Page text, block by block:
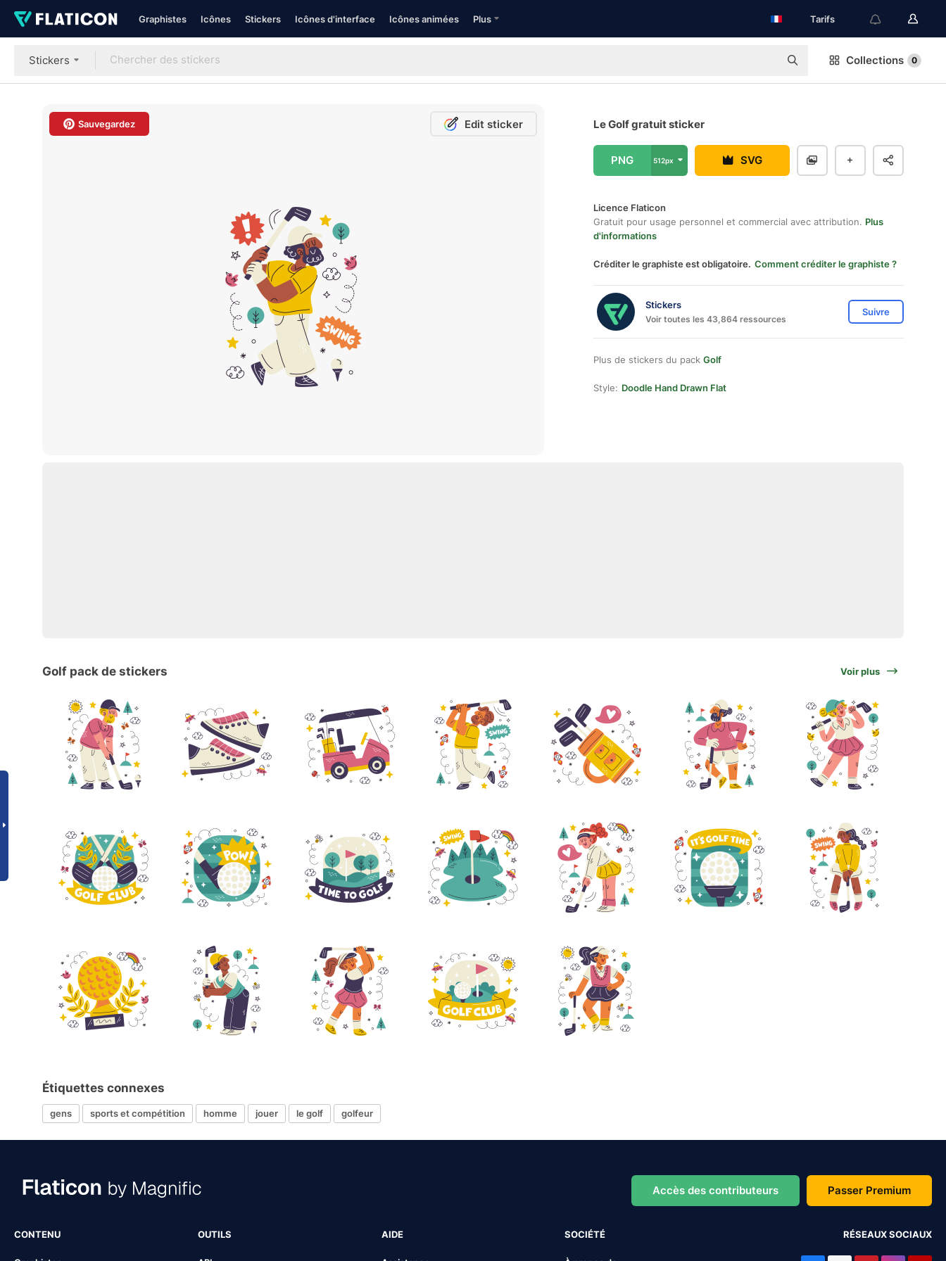
Graphistes Icônes Stickers Icônes d'interface Icônes animées Plus Tarifs
Stickers Collections 0
Sauvegardez Edit sticker Le Golf gratuit sticker
PNG 512px SVG
Licence Flaticon
Gratuit pour usage personnel et commercial avec attribution. Plus
d'informations
Créditer le graphiste est obligatoire. Comment créditer le graphiste ?
Stickers
Voir toutes les 43,864 ressources
Suivre
Plus de stickers du pack Golf
Style: Doodle Hand Drawn Flat
Golf pack de stickers Voir plus
Étiquettes connexes
gens sports et compétition homme jouer le golf golfeur
Accès des contributeurs Passer Premium
CONTENU OUTILS AIDE SOCIÉTÉ RÉSEAUX SOCIAUX